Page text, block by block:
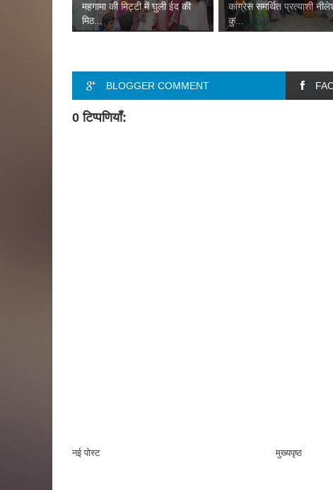
महगामा की मिट्टी में घुली ईद की
मिठ...
कांग्रेस समर्थित प्रत्याशी
कु...
BLOGGER COMMENT
0 टिप्पणियाँ:
नई पोस्ट मुख्यपृष्ठ